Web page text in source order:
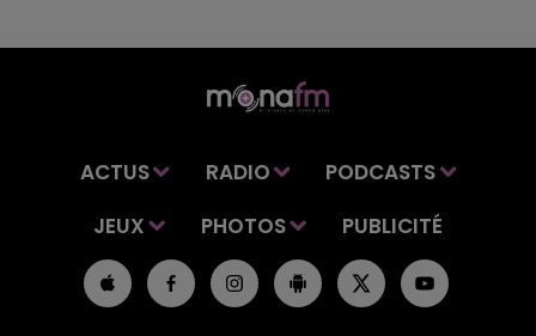
ACTUS RADIO
PODCASTS
JEUX
PHOTOS PUBLICITÉ